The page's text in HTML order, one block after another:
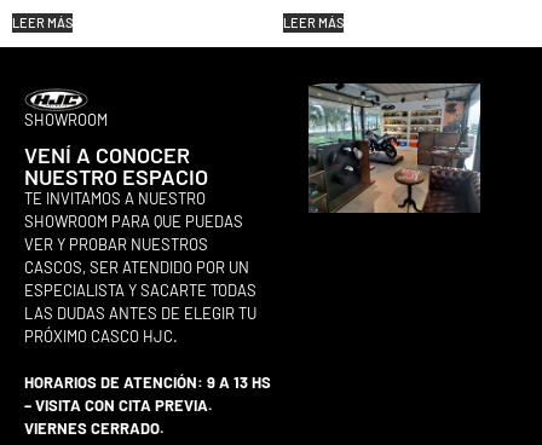
LEER MÁS LEER MÁS
SHOWROOM
VENÍ A CONOCER
NUESTRO ESPACIO
TE INVITAMOS A NUESTRO
SHOWROOM PARA QUE PUEDAS
VER Y PROBAR NUESTROS
CASCOS, SER ATENDIDO POR UN
ESPECIALISTA Y SACARTE TODAS
LAS DUDAS ANTES DE ELEGIR TU
PRÓXIMO CASCO HJC.
HORARIOS DE ATENCIÓN: 9 A 13 HS
– VISITA CON CITA PREVIA.
VIERNES CERRADO.